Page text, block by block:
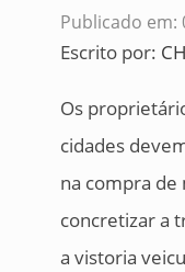
Publicado em:
Escrito por:
Os
cidades
na compra de
concretizar a
a vistoria